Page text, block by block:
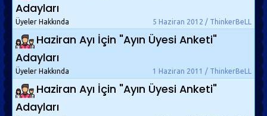
Adayları
5 Haziran 2012 / ThinkerBeLL
Üyeler Hakkında
Haziran Ayı İçin "Ayın Üyesi Anketi"
Adayları
1 Haziran 2011 / ThinkerBeLL
Üyeler Hakkında
Haziran Ayı İçin "Ayın Üyesi Anketi"
Adayları